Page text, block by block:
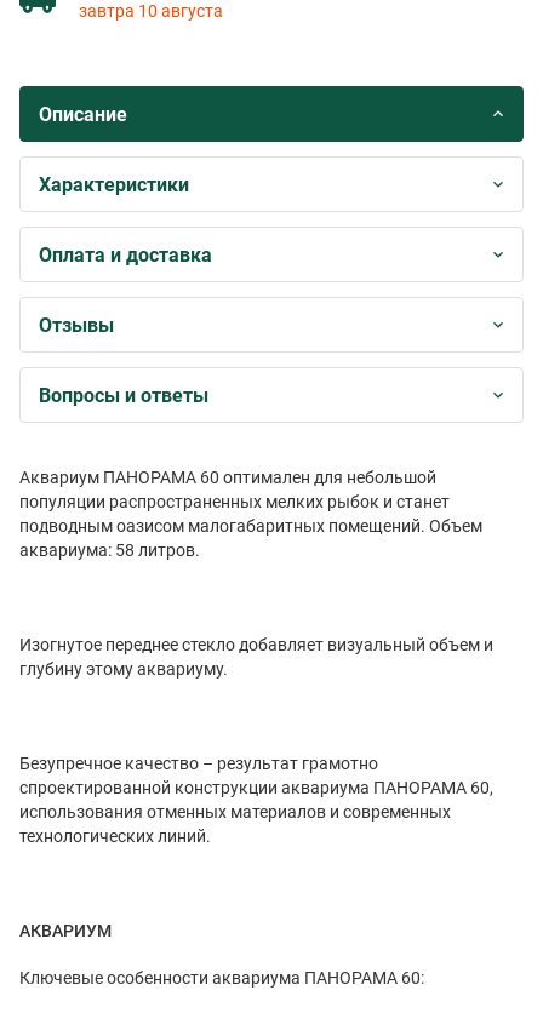
завтра 10 августа
Описание
Характеристики
Оплата и доставка
Отзывы
Вопросы и ответы
Аквариум ПАНОРАМА 60 оптимален для небольшой
популяции распространенных мелких рыбок и станет
подводным оазисом малогабаритных помещений. Объем
аквариума: 58 литров.
Изогнутое переднее стекло добавляет визуальный объем и
глубину этому аквариуму.
Безупречное качество – результат грамотно
спроектированной конструкции аквариума ПАНОРАМА 60,
использования отменных материалов и современных
технологических линий.
АКВАРИУМ
Ключевые особенности аквариума ПАНОРАМА 60: